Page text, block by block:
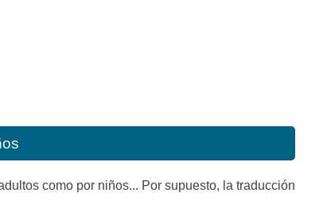
como por niños... Por supuesto, la traducción